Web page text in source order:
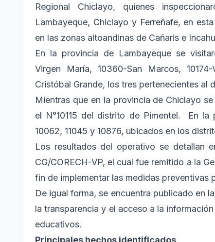
Regional Chiclayo, quienes
Lambayeque, Chiclayo y Ferreñafe, en
en las zonas altoandinas de Cañaris e
En la provincia de Lambayeque se
Virgen María, 10360-San Marcos,
Cristóbal Grande, los tres pertenecientes al
Mientras que en la provincia de Chiclayo
el N°10115 del distrito de Pimentel. En
10062, 11045 y 10876, ubicados en los
Los resultados del operativo se detallan
CG/CORECH-VP, el cual fue remitido a la
fin de implementar las medidas preventivas
De igual forma, se encuentra publicado en
la transparencia y el acceso a la
educativos.
Principales hechos identificados